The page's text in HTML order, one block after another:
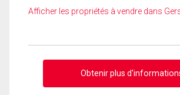
Afficher les propriétés à vendre dans
Obtenir plus